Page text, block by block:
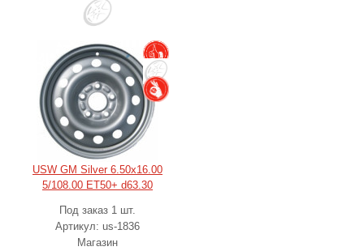
USW GM Silver 6.50x16.00
5/108.00 ET50+ d63.30
Под заказ 1 шт.
Артикул: us-1836
Магазин